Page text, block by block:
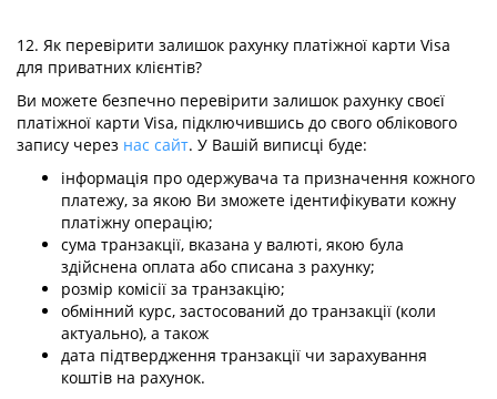
12. Як перевірити залишок рахунку платіжної карти Visa
для приватних клієнтів?
Ви можете безпечно перевірити залишок рахунку своєї
платіжної карти Visa, підключившись до свого облікового
запису через нас сайт. У Вашій виписці буде:
інформація про одержувача та призначення кожного
платежу, за якою Ви зможете ідентифікувати кожну
платіжну операцію;
сума транзакції, вказана у валюті, якою була
здійснена оплата або списана з рахунку;
розмір комісії за транзакцію;
обмінний курс, застосований до транзакції (коли
актуально), а також
дата підтвердження транзакції чи зарахування
коштів на рахунок.